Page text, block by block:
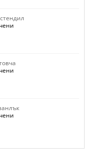
София
Кюстендил
Сатовча
в